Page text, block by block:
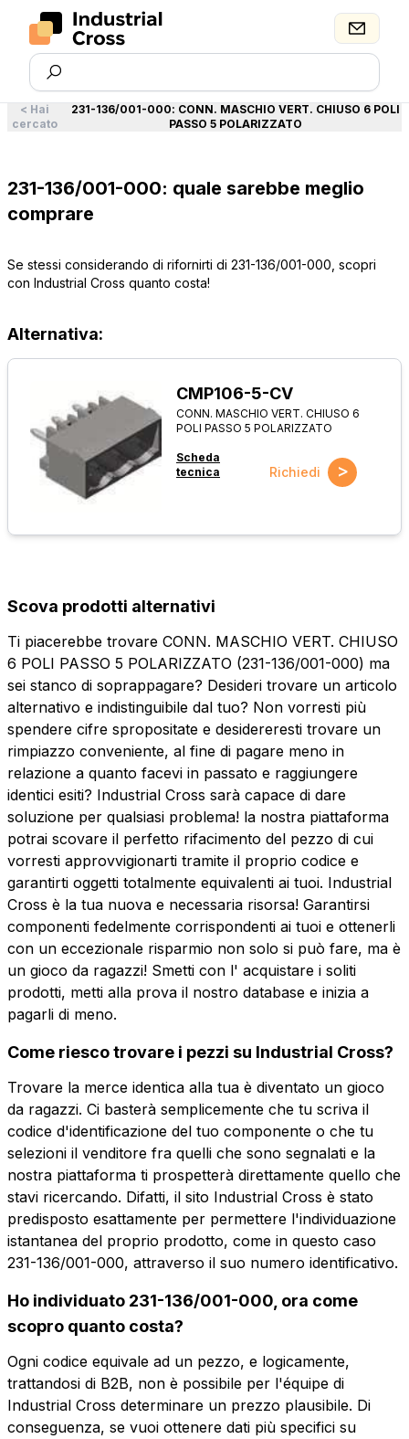
Vuoi ricevere
< Hai
cercato
231-136/001-000: CONN. MASCHIO VERT. CHIUSO 6 POLI
PASSO 5 POLARIZZATO
231-136/001-000: quale sarebbe meglio
comprare
Se stessi considerando di rifornirti di 231-136/001-000, scopri
con Industrial Cross quanto costa!
Alternativa:
Vuoi ricevere maggiori
informazioni?
Compila il form per richiedere un preventivo
CMP106-5-CV
CONN. MASCHIO VERT. CHIUSO 6
POLI PASSO 5 POLARIZZATO
Scheda
tecnica
Richiedi >
Scova prodotti alternativi
Ti piacerebbe trovare CONN. MASCHIO VERT. CHIUSO
6 POLI PASSO 5 POLARIZZATO (231-136/001-000) ma
sei stanco di soprappagare? Desideri trovare un articolo
alternativo e indistinguibile dal tuo? Non vorresti più
spendere cifre spropositate e desidereresti trovare un
rimpiazzo conveniente, al fine di pagare meno in
relazione a quanto facevi in passato e raggiungere
identici esiti? Industrial Cross sarà capace di dare
soluzione per qualsiasi problema! la nostra piattaforma
potrai scovare il perfetto rifacimento del pezzo di cui
vorresti approvvigionarti tramite il proprio codice e
garantirti oggetti totalmente equivalenti ai tuoi. Industrial
Cross è la tua nuova e necessaria risorsa! Garantirsi
componenti fedelmente corrispondenti ai tuoi e ottenerli
con un eccezionale risparmio non solo si può fare, ma è
un gioco da ragazzi! Smetti con l' acquistare i soliti
prodotti, metti alla prova il nostro database e inizia a
pagarli di meno.
Come riesco trovare i pezzi su Industrial Cross?
Trovare la merce identica alla tua è diventato un gioco
da ragazzi. Ci basterà semplicemente che tu scriva il
codice d'identificazione del tuo componente o che tu
selezioni il venditore fra quelli che sono segnalati e la
nostra piattaforma ti prospetterà direttamente quello che
stavi ricercando. Difatti, il sito Industrial Cross è stato
predisposto esattamente per permettere l'individuazione
istantanea del proprio prodotto, come in questo caso
231-136/001-000, attraverso il suo numero identificativo.
Ho individuato 231-136/001-000, ora come
scopro quanto costa?
Ogni codice equivale ad un pezzo, e logicamente,
trattandosi di B2B, non è possibile per l'équipe di
Industrial Cross determinare un prezzo plausibile. Di
conseguenza, se vuoi ottenere dati più specifici su